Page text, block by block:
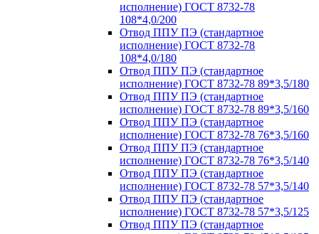
исполнение) ГОСТ 8732-78
108*4,0/200
Отвод ППУ ПЭ (стандартное
исполнение) ГОСТ 8732-78
108*4,0/180
Отвод ППУ ПЭ (стандартное
исполнение) ГОСТ 8732-78 89*3,5/180
Отвод ППУ ПЭ (стандартное
исполнение) ГОСТ 8732-78 89*3,5/160
Отвод ППУ ПЭ (стандартное
исполнение) ГОСТ 8732-78 76*3,5/160
Отвод ППУ ПЭ (стандартное
исполнение) ГОСТ 8732-78 76*3,5/140
Отвод ППУ ПЭ (стандартное
исполнение) ГОСТ 8732-78 57*3,5/140
Отвод ППУ ПЭ (стандартное
исполнение) ГОСТ 8732-78 57*3,5/125
Отвод ППУ ПЭ (стандартное